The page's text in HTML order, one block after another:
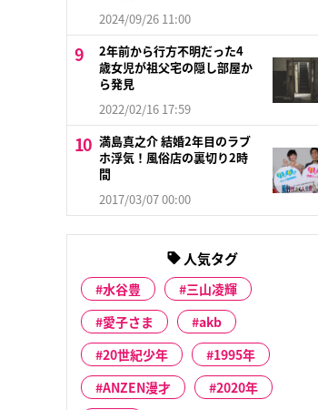
2024/09/26 11:00
2年前から行方不明だった4
歳女児が祖父宅の隠し部屋か
ら発見
2022/02/16 17:59
満島真之介 結婚2年目のラブ
ホ浮気！風俗店の裏切り2時
間
2017/03/07 00:00
人気タグ
水谷豊
三山凌輝
愛子さま
akb
20世紀少年
1995年
ANZEN漫才
2020年